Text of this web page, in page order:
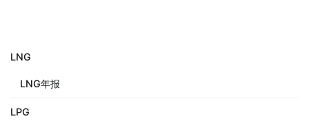
LNG
LNG年报
LPG